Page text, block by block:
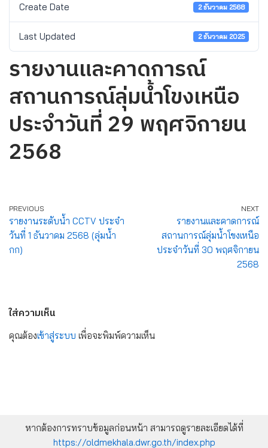
Create Date 2 ธันวาคม 2568
Last Updated 2 ธันวาคม 2025
รายงานและคาดการณ์
สถานการณ์ลุ่มน้ำโขงเหนือ
ประจำวันที่ 29 พฤศจิกายน
2568
PREVIOUS
รายงานระดับน้ำ CCTV ประจำ
วันที่ 1 ธันวาคม 2568 (ลุ่มน้ำ
กก)
NEXT
รายงานและคาดการณ์
สถานการณ์ลุ่มน้ำโขงเหนือ
ประจำวันที่ 30 พฤศจิกายน
2568
ใส่ความเห็น
คุณต้องเข้าสู่ระบบ เพื่อจะพิมพ์ความเห็น
หากต้องการทราบข้อมูลก่อนหน้า สามารถดูรายละเอียดได้ที่
https://oldmekhala.dwr.go.th/index.php